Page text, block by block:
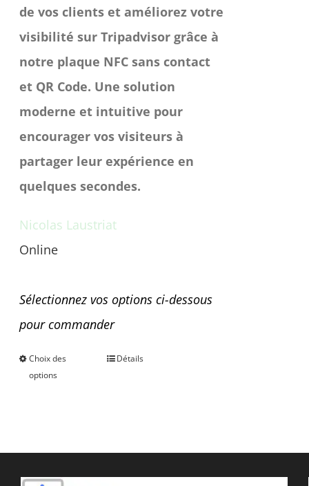
de vos clients et améliorez votre
visibilité sur Tripadvisor grâce à
notre plaque NFC sans contact
et QR Code. Une solution
moderne et intuitive pour
encourager vos visiteurs à
partager leur expérience en
quelques secondes.
Nicolas Laustriat
Online
Sélectionnez vos options ci-dessous
pour commander
Choix des
options
CeDétails